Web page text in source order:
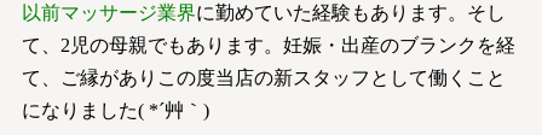
以前マッサージ業界に勤めていた経験もあります。そし
て、2児の母親でもあります。妊娠・出産のブランクを経
て、ご縁がありこの度当店の新スタッフとして働くこと
になりました( *´艸｀)